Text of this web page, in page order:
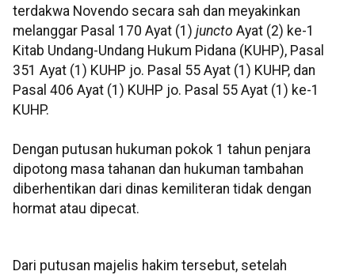
terdakwa Novendo secara sah dan meyakinkan
melanggar Pasal 170 Ayat (1) juncto Ayat (2) ke-1
Kitab Undang-Undang Hukum Pidana (KUHP), Pasal
351 Ayat (1) KUHP jo. Pasal 55 Ayat (1) KUHP, dan
Pasal 406 Ayat (1) KUHP jo. Pasal 55 Ayat (1) ke-1
KUHP.
Dengan putusan hukuman pokok 1 tahun penjara
dipotong masa tahanan dan hukuman tambahan
diberhentikan dari dinas kemiliteran tidak dengan
hormat atau dipecat.
Dari putusan majelis hakim tersebut, setelah